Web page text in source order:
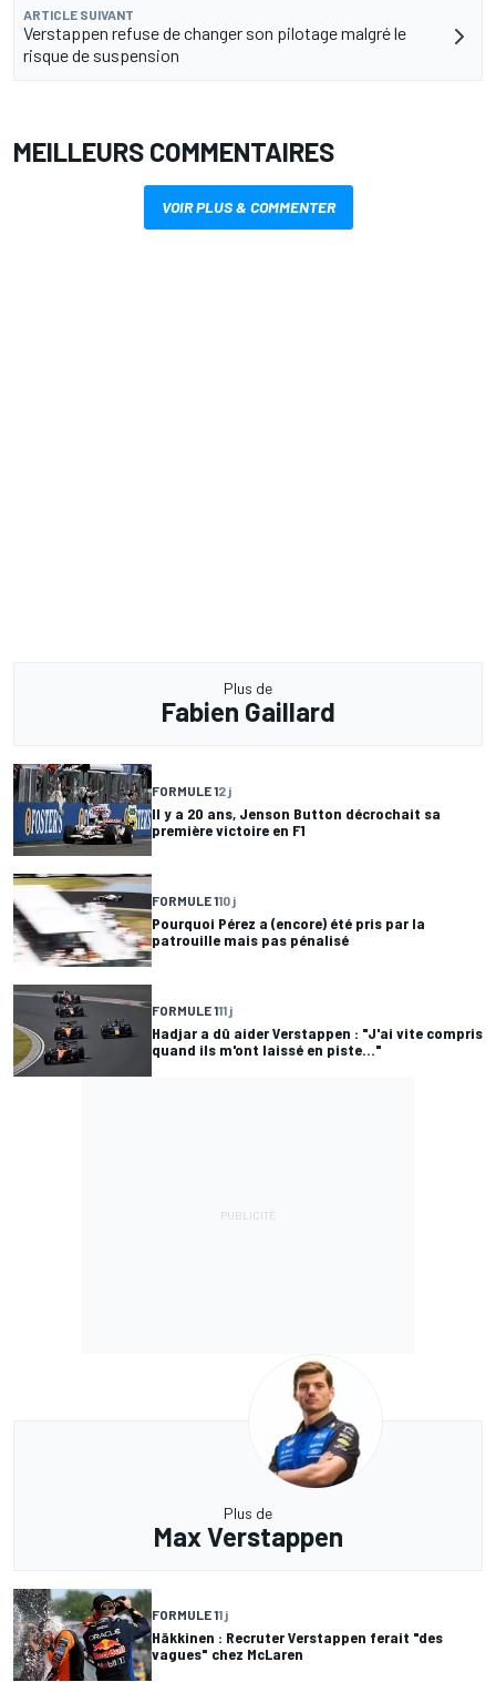
ARTICLE SUIVANT
Verstappen refuse de changer son pilotage malgré le
risque de suspension
MEILLEURS COMMENTAIRES
VOIR PLUS & COMMENTER
Plus de
Fabien Gaillard
FORMULE 12 j
Il y a 20 ans, Jenson Button décrochait sa
première victoire en F1
FORMULE 110 j
Pourquoi Pérez a (encore) été pris par la
patrouille mais pas pénalisé
FORMULE 111 j
Hadjar a dû aider Verstappen : "J'ai vite compris
quand ils m'ont laissé en piste..."
Plus de
Max Verstappen
FORMULE 11 j
Häkkinen : Recruter Verstappen ferait "des
vagues" chez McLaren